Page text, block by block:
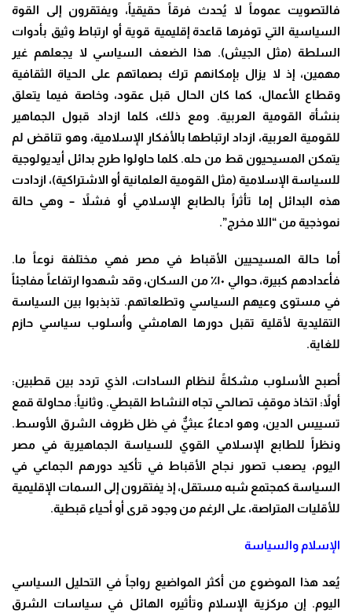
فالتصويت عموماً لا يُحدث فرقاً حقيقياً، ويفتقرون إلى القوة
السياسية التي توفرها قاعدة إقليمية قوية أو ارتباط وثيق بأدوات
السلطة (مثل الجيش). هذا الضعف السياسي لا يجعلهم غير
مهمين، إذ لا يزال بإمكانهم ترك بصماتهم على الحياة الثقافية
وقطاع الأعمال، كما كان الحال قبل عقود، وخاصة فيما يتعلق
بنشأة القومية العربية. ومع ذلك، كلما ازداد قبول الجماهير
للقومية العربية، ازداد ارتباطها بالأفكار الإسلامية، وهو تناقض لم
يتمكن المسيحيون قط من حله. كلما حاولوا طرح بدائل أيديولوجية
للسياسة الإسلامية (مثل القومية العلمانية أو الاشتراكية)، ازدادت
هذه البدائل إما تأثراً بالطابع الإسلامي أو فشلاً – وهي حالة
نموذجية من “اللا مخرج”.
أما حالة المسيحيين الأقباط في مصر فهي مختلفة نوعاً ما.
فأعدادهم كبيرة، حوالي ١٠٪ من السكان، وقد شهدوا ارتفاعاً مفاجئاً
في مستوى وعيهم السياسي وتطلعاتهم. تذبذبوا بين السياسة
التقليدية لأقلية تقبل دورها الهامشي وأسلوب سياسي حازم
للغاية.
أصبح الأسلوب مشكلةً لنظام السادات، الذي تردد بين قطبين:
أولاً: اتخاذ موقفٍ تصالحي تجاه النشاط القبطي. وثانياً: محاولة قمع
تسييس الدين، وهو ادعاءٌ عبثيٌّ في ظل ظروف الشرق الأوسط.
ونظراً للطابع الإسلامي القوي للسياسة الجماهيرية في مصر
اليوم، يصعب تصور نجاح الأقباط في تأكيد دورهم الجماعي في
السياسة كمجتمع شبه مستقل، إذ يفتقرون إلى السمات الإقليمية
للأقليات المتراصة، على الرغم من وجود قرى أو أحياء قبطية.
الإسلام والسياسة
يُعد هذا الموضوع من أكثر المواضيع رواجاً في التحليل السياسي
اليوم. إن مركزية الإسلام وتأثيره الهائل في سياسات الشرق